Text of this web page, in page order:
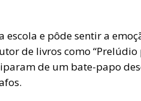
escola e pôde sentir a
de livros como “Prelúdio
de um bate-papo